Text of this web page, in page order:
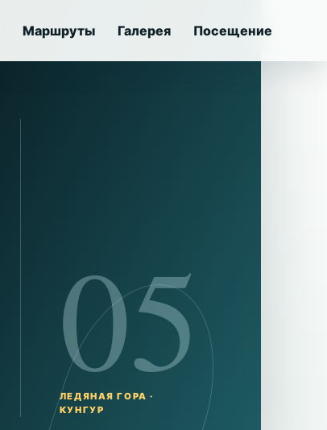
Маршруты Галерея Посещение
05
ЛЕДЯНАЯ ГОРА ·
КУНГУР